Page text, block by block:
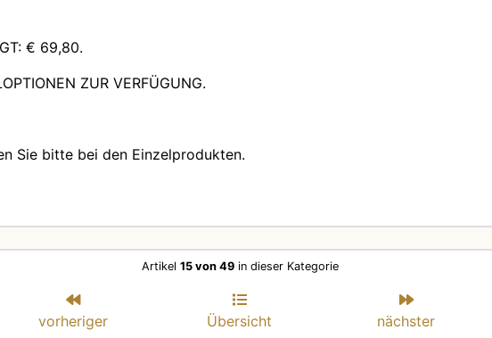
€ 69,80.
ZUR VERFÜGUNG.
Sie bitte bei den Einzelprodukten.
Artikel 15 von 49in dieser Kategorie
vorheriger Übersicht nächster